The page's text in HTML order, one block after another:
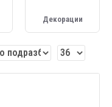
Декорации